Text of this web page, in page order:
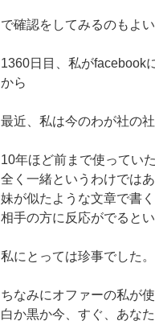
で確認をしてみるのもよ
1360日目、私がfacebook
から
最近、私は今のわが社の
10年ほど前まで使ってい
全く一緒というわけではあ
妹が似たような文章で書
相手の方に反応がでるとい
私にとっては珍事でした。
ちなみにオファーの私が
白か黒か今、すぐ、あな